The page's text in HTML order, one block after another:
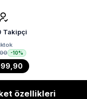
Takipçi
-10%
özellikleri